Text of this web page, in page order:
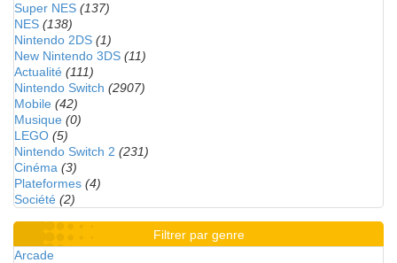
Super NES (137)
NES (138)
Nintendo 2DS (1)
New Nintendo 3DS (11)
Actualité (111)
Nintendo Switch (2907)
Mobile (42)
Musique (0)
LEGO (5)
Nintendo Switch 2 (231)
Cinéma (3)
Plateformes (4)
Société (2)
Filtrer par genre
Arcade